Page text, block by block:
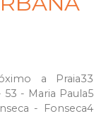
a Praia33
- Maria Paula5
- Fonseca4